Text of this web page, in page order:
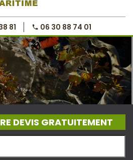
81 06 30 88 74 01
DEVIS GRATUITEMENT